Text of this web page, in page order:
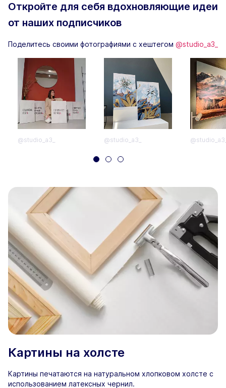
Откройте для себя вдохновляющие идеи
от наших подписчиков
Поделитесь своими фотографиями с хештегом @studio_a3_
@studio_a3_ @studio_a3_
Картины на холсте
Картины печатаются на натуральном хлопковом холсте с
использованием латексных чернил.